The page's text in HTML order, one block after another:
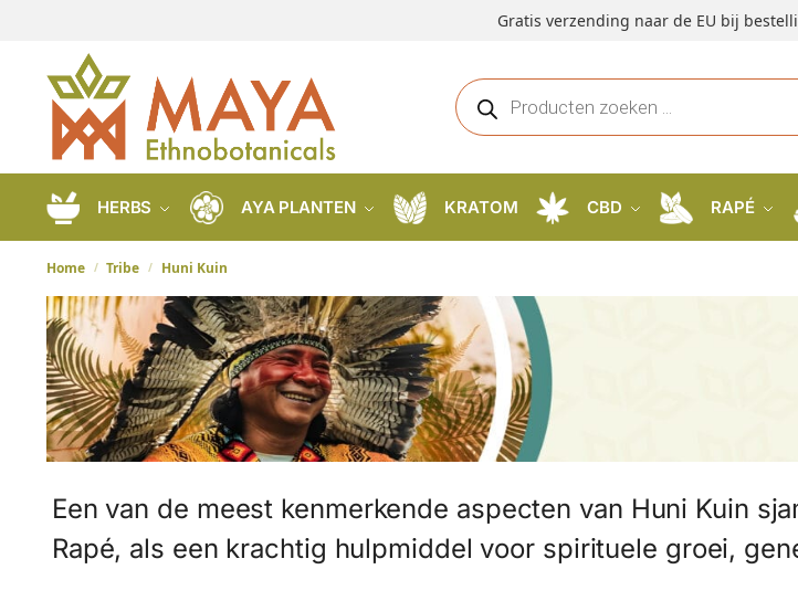
Gratis verzending naar de EU bij
HERBS AYA PLANTEN KRATOM CBD RAPÉ
Home / Tribe / Huni Kuin
Een van de meest kenmerkende aspecten van Huni Kuin
Rapé, als een krachtig hulpmiddel voor spirituele groei,